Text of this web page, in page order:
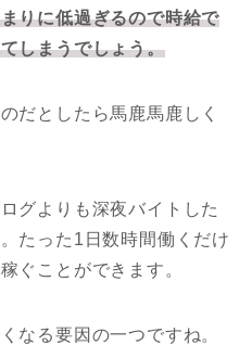
りに低過ぎるので時給で
しまうでしょう。
だとしたら馬鹿馬鹿しく
グよりも深夜バイトした
たった1日数時間働くだけ
ぐことができます。
なる要因の一つですね。